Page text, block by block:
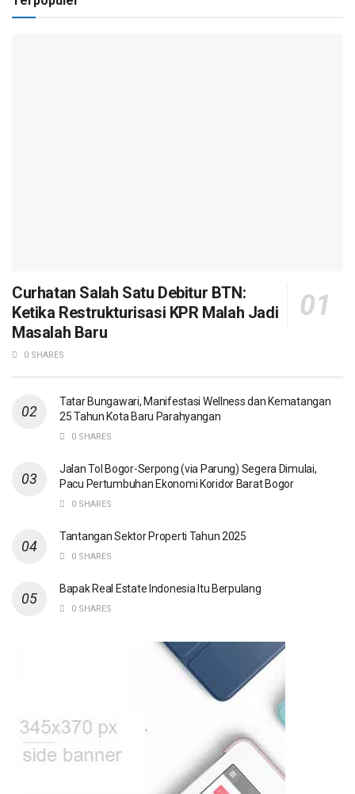
Curhatan Salah Satu Debitur BTN:
Ketika Restrukturisasi KPR Malah Jadi
Masalah Baru
0 SHARES
Tatar Bungawari, Manifestasi Wellness dan Kematangan
25 Tahun Kota Baru Parahyangan
0 SHARES
Jalan Tol Bogor-Serpong (via Parung) Segera Dimulai,
Pacu Pertumbuhan Ekonomi Koridor Barat Bogor
0 SHARES
Tantangan Sektor Properti Tahun 2025
0 SHARES
Bapak Real Estate Indonesia Itu Berpulang
0 SHARES